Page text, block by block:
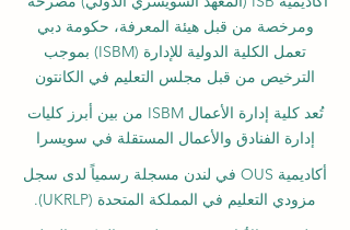
ومرخصة من قبل هيئة المعرفة، حكومة دبي
تعمل الكلية الدولية للإدارة (ISBM) بموجب
الترخيص من قبل مجلس التعليم في الكانتون
تُعد كلية إدارة الأعمال ISBM من بين أبرز كليات
إدارة الفنادق والأعمال المستقلة في سويسرا
أكاديمية OUS في لندن مسجلة رسمياً لدى سجل
مزودي التعليم في المملكة المتحدة (UKRLP).